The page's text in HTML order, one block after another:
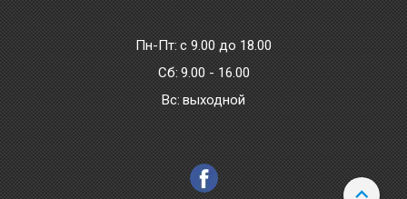
Пн-Пт:с 9.00 до 18.00
Сб: 9.00 - 16.00
Bc: выходной